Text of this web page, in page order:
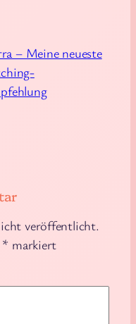
– Meine neueste
veröffentlicht.
* markiert